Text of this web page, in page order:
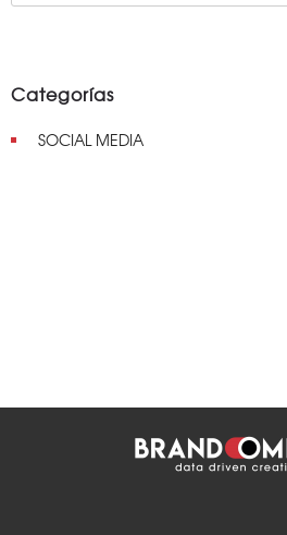
Categorías
SOCIAL MEDIA